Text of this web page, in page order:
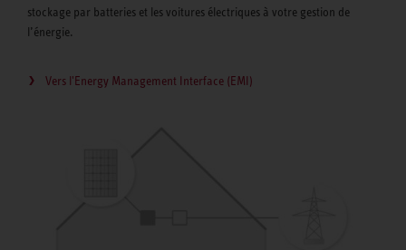
stockage par batteries et les voitures électriques à votre gestion de
l’énergie.
Vers l'Energy Management Interface (EMI)